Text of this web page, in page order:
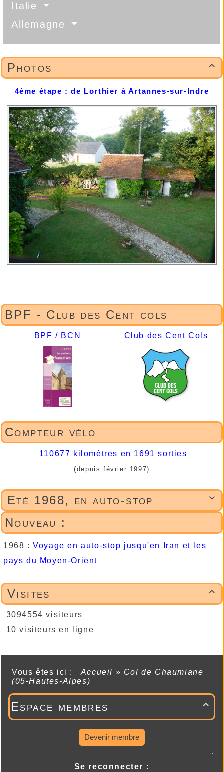
Italie
Allemagne

Photos
4ème étape : de Lorthier à Artannes-sur-Indre
BPF - Club des Cent cols
BPF / BCN Club des Cent Cols
Compteur vélo
110677 kilomètres en 1691 sorties
(depuis février 1997)

Eté 1968, en auto-stop
Nouveau :
1968 :Voyage en auto-stop jusqu'en Iran et les
pays du Moyen-Orient

Visites
3094554 visiteurs
10 visiteurs en ligne
Vous êtes ici : Accueil » Col de Chaumiane
(05-Hautes-Alpes)

Espace membres
Devenir membre
Se reconnecter :